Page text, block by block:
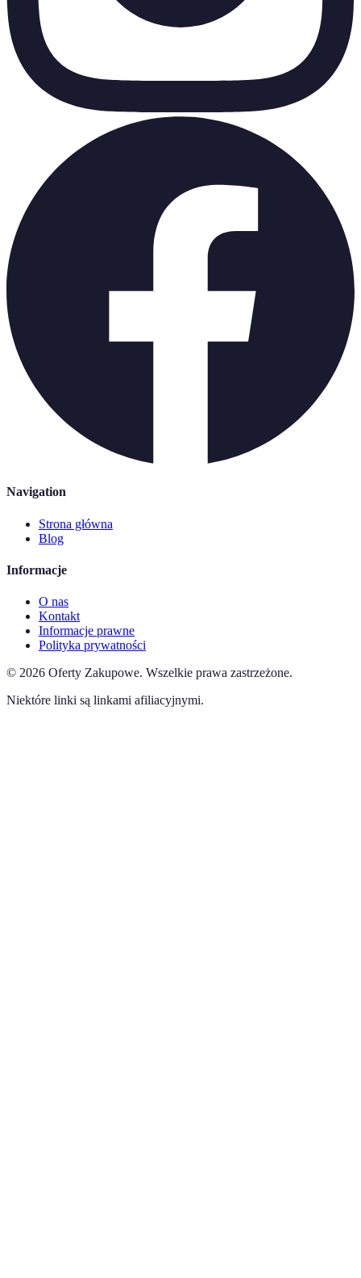
Navigation
Strona główna
Blog
Informacje
O nas
Kontakt
Informacje prawne
Polityka prywatności
© 2026 Oferty Zakupowe. Wszelkie prawa zastrzeżone.
Niektóre linki są linkami afiliacyjnymi.